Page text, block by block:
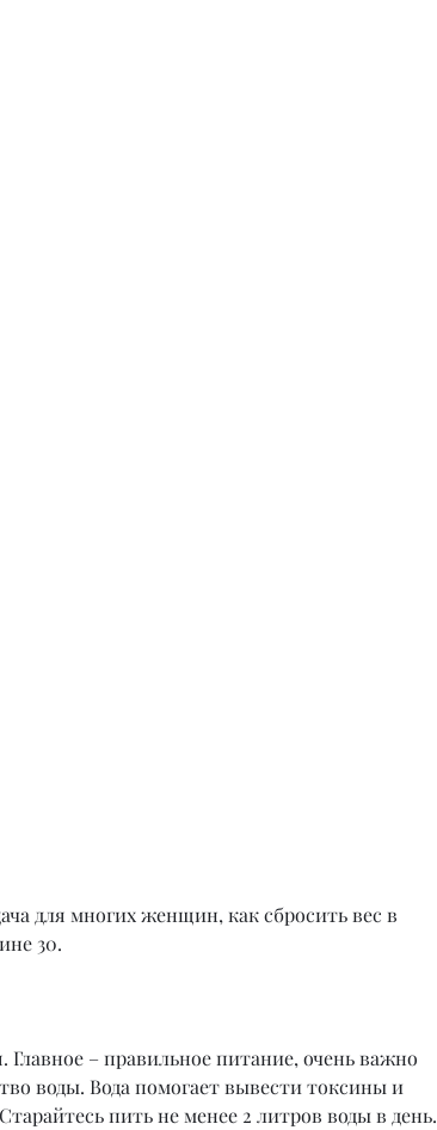
для многих женщин, как сбросить вес в
30.
Главное – правильное питание, очень важно
воды. Вода помогает вывести токсины и
пить не менее 2 литров воды в день.